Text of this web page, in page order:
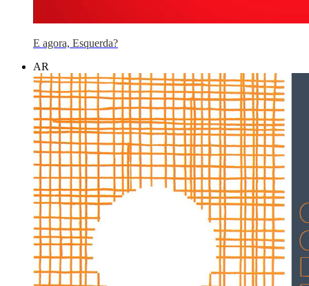
E agora, Esquerda?
AR